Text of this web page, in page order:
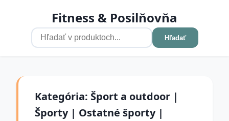
Fitness & Posilňovňa
Hľadať
Kategória: Šport a outdoor |
Športy | Ostatné športy |